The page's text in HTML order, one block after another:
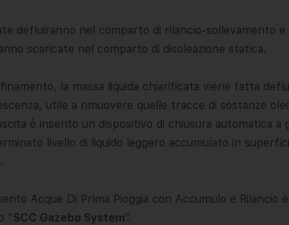
defluiranno nel comparto di rilancio-sollevamento
scaricate nel comparto di disoleazione statica.
la massa liquida chiarificata viene fatta
utile a rimuovere quelle tracce di sostanze
è inserito un dispositivo di chiusura automatica
livello di liquido leggero accumulato in
Acque Di Prima Pioggia con Accumulo e Rilancio
“SCC Gazebo System”.